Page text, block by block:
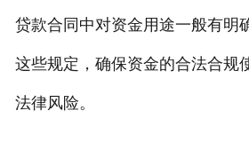
贷款合同中对资金用途一般有明
这些规定，确保资金的合法合规
法律风险。